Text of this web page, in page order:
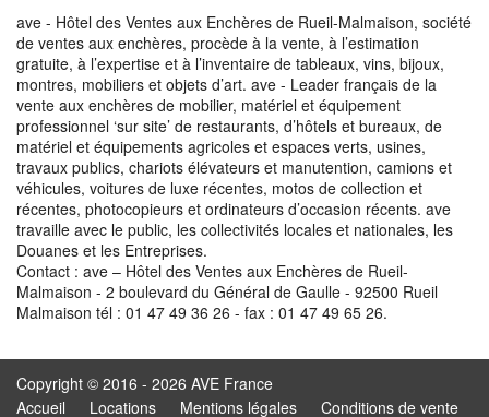
ave - Hôtel des Ventes aux Enchères de Rueil-Malmaison, société
de ventes aux enchères, procède à la vente, à l’estimation
gratuite, à l’expertise et à l’inventaire de tableaux, vins, bijoux,
montres, mobiliers et objets d’art. ave - Leader français de la
vente aux enchères de mobilier, matériel et équipement
professionnel ‘sur site’ de restaurants, d’hôtels et bureaux, de
matériel et équipements agricoles et espaces verts, usines,
travaux publics, chariots élévateurs et manutention, camions et
véhicules, voitures de luxe récentes, motos de collection et
récentes, photocopieurs et ordinateurs d’occasion récents. ave
travaille avec le public, les collectivités locales et nationales, les
Douanes et les Entreprises.
Contact : ave – Hôtel des Ventes aux Enchères de Rueil-
Malmaison - 2 boulevard du Général de Gaulle - 92500 Rueil
Malmaison tél : 01 47 49 36 26 - fax : 01 47 49 65 26.
Copyright © 2016 - 2026 AVE France
Accueil
Locations Mentions légales Conditions de vente